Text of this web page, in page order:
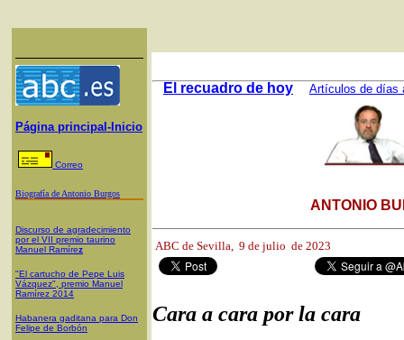
Página principal-Inicio
Correo
Biografía de Antonio Burgos
Discurso de agradecimiento
por el VII premio taurino
Manuel Ramírez
"El cartucho de Pepe Luis
Vázquez", premio Manuel
Ramírez 2014
Habanera gaditana para Don
Felipe de Borbón
El recuadro de hoy Artículos de días
ANTONIO
ABC de Sevilla, 9 de julio de 2023
Cara a cara por la cara